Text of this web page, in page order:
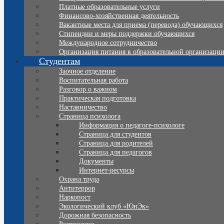
Платные образовательные услуги
Финансово-хозяйственная деятельность
Вакантные места для приема (перевода) обучающихся
Стипендии и меры поддержки обучающихся
Международное сотрудничество
Организация питания в образовательной организации
Студентам
Заочное отделение
Воспитательная работа
Разговор о важном
Практическая подготовка
Наставничество
Страница психолога
Информация о педагоге-психологе
Страница для студентов
Страница для родителей
Страница для педагогов
Документы
Интернет-ресурсы
Охрана труда
Антитеррор
Наркопост
Экологический клуб «ЮнЭк»
Дорожная безопасность